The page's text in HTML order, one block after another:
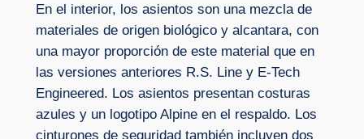
En el interior, los asientos son una mezcla de
materiales de origen biológico y alcantara, con
una mayor proporción de este material que en
las versiones anteriores R.S. Line y E-Tech
Engineered. Los asientos presentan costuras
azules y un logotipo Alpine en el respaldo. Los
cinturones de seguridad también incluyen dos